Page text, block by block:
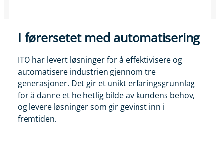
I førersetet med automatisering
ITO har levert løsninger for å effektivisere og
automatisere industrien gjennom tre
generasjoner. Det gir et unikt erfaringsgrunnlag
for å danne et helhetlig bilde av kundens behov,
og levere løsninger som gir gevinst inn i
fremtiden.